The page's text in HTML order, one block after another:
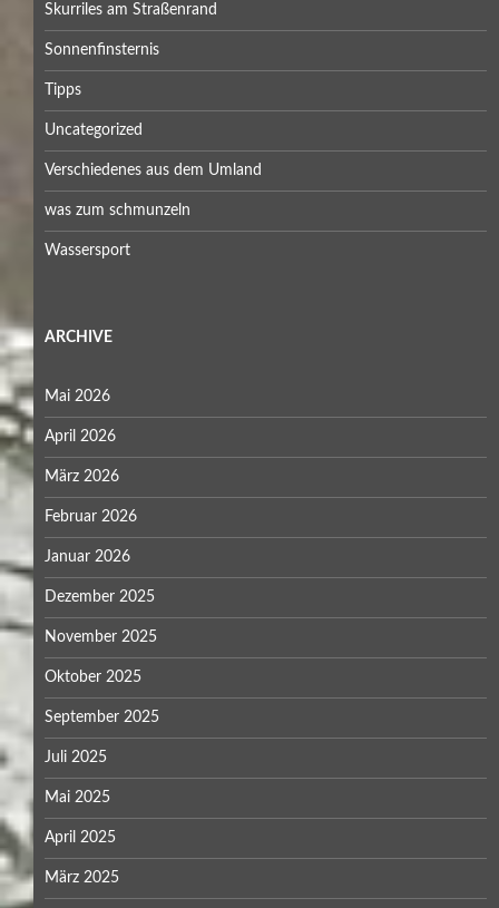
Skurriles am Straßenrand
Sonnenfinsternis
Tipps
Uncategorized
Verschiedenes aus dem Umland
was zum schmunzeln
Wassersport
ARCHIVE
Mai 2026
April 2026
März 2026
Februar 2026
Januar 2026
Dezember 2025
November 2025
Oktober 2025
September 2025
Juli 2025
Mai 2025
April 2025
März 2025